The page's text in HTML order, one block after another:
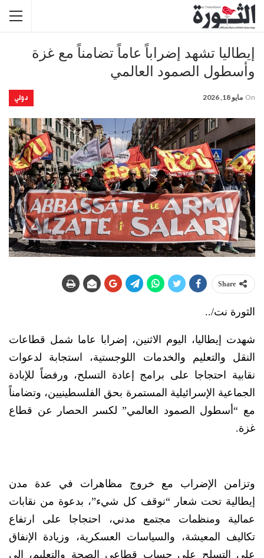
إيطاليا تشهد إضراباً عاماً تضامناً مع غزة
وأسطول الصمود العالمي
دولي On مايو 18, 2026
Share
الثورة نت/..
شهدت إيطاليا، اليوم الاثنين، إضرابا عاما شمل قطاعات
النقل والتعليم والخدمات اللوجستية، استجابة لدعوات
نقابية احتجاجا على برامج إعادة التسلح، ورفضاً للإبادة
الجماعية الإسرائيلية المستمرة بحق الفلسطينيين، وتضامناً
مع “أسطول الصمود العالمي” لكسر الحصار عن قطاع
غزة.
وتزامن الإضراب مع خروج مظاهرات في عدة مدن
إيطالية تحت شعار “نوقف كل شيء”، بدعوة من نقابات
عمالية ومنظمات مجتمع مدني، احتجاجا على ارتفاع
تكاليف المعيشة، والسياسات العسكرية، وزيادة الإنفاق
على التسلح على حساب قطاعي الصحة والتعليم، إلى